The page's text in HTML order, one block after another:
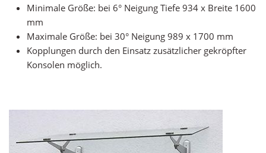
Minimale Größe: bei 6° Neigung Tiefe 934 x Breite 1600
mm
Maximale Größe: bei 30° Neigung 989 x 1700 mm
Kopplungen durch den Einsatz zusätzlicher gekröpfter
Konsolen möglich.